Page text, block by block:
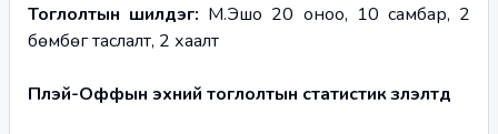
Тоглолтын шилдэг: М.Эшо 20 оноо, 10 самбар, 2
бөмбөг таслалт, 2 хаалт
Плэй-Оффын эхний тоглолтын статистик үзүүлэлтүүд